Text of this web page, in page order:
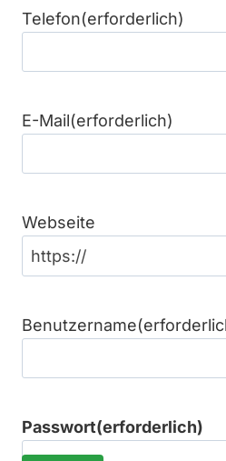
Telefon(erforderlich)
E-Mail(erforderlich)
Webseite
Benutzername
Passwort(erforderlich)